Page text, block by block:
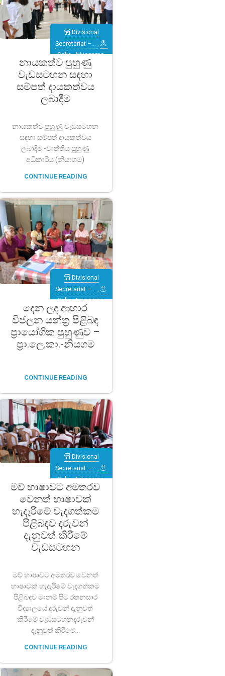
නායකත්ව පුහුණු
වැඩසටහන සඳහා
සම්පත් දායකත්වය
ලබාදීම
Divisional
Secretariat –…
Galle ,Niyagama
නායකත්ව පුහුණු වැඩසටහන
සඳහා සම්පත් දායකත්වය
ලබාදීම.-වෘත්තීය පුහුණු
අධිකාරිය (නියාගම)
CONTINUE READING
දෙන ලද ආහාර
විජලන යන්ත්‍ර පිළිබඳ
ප්‍රායෝගික පුහුණුව –
ප්‍රා.ලෙ.කා.-නියගම
Divisional
Secretariat –…
Galle ,Niyagama
CONTINUE READING
මව් භාෂාවට අමතරව
වෙනත් භාෂාවක්
හැදෑරීමේ වැදගත්කම
පිළිබඳව දරුවන්
දැනුවත් කිරීමේ
වැඩසටහන
Divisional
Secretariat –…
Galle ,Niyagama
මව් භාෂාවට අමතරව වෙනත්
භාෂාවක් හැදෑරීමේ වැදගත්කම
පිළිබඳව මානම් පිට රතනසාර
විද්‍යාලයේ දරුවන් දැනුවත්
කිරීමේ වැඩසටහනදරුවන්
දැනුවත් කිරීමේ...
CONTINUE READING